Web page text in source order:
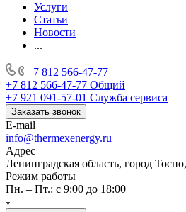
Услуги
Статьи
Новости
...
+7 812 566-47-77
+7 812 566-47-77 Общий
+7 921 091-57-01 Служба сервиса
Заказать звонок
E-mail
info@thermexenergy.ru
Адрес
Ленинградская область, город
Режим работы
Пн. – Пт.: с 9:00 до 18:00